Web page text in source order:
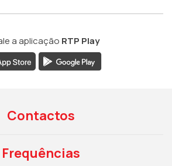
a aplicação RTP Play
Contactos
Frequências